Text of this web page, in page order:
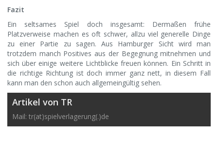
Fazit
Ein seltsames Spiel doch insgesamt: Dermaßen frühe
Platzverweise machen es oft schwer, allzu viel generelle Dinge
zu einer Partie zu sagen. Aus Hamburger Sicht wird man
trotzdem manch Positives aus der Begegnung mitnehmen und
sich über einige weitere Lichtblicke freuen können. Ein Schritt in
die richtige Richtung ist doch immer ganz nett, in diesem Fall
kann man den schon auch allgemeingültig sehen.
Artikel von TR
Mail: tr(at)spielverlagerung(.)de